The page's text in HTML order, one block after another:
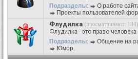
Подразделы: О работе
Проекты пользователей
Флудилка (просматривают: 184)
Флудилка - это право
Подразделы: Общение на
Юмор,